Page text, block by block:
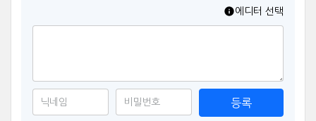
에디터 선택
등록